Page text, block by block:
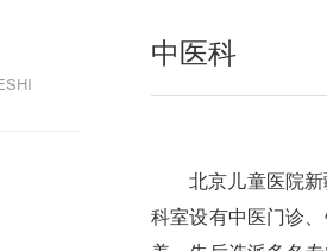
中医科
北京儿童医院
科室设有中医门诊